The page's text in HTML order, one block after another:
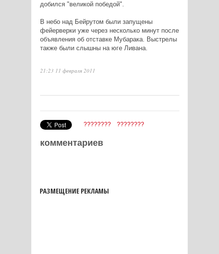
добился "великой победой".
В небо над Бейрутом были запущены
фейерверки уже через несколько минут после
объявления об отставке Мубарака. Выстрелы
также были слышны на юге Ливана.
21:23 11 февраля 2011
???????? ????????
комментариев
РАЗМЕЩЕНИЕ РЕКЛАМЫ